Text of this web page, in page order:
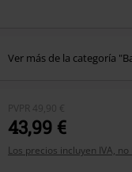
Ver más de la categoría
PVPR 49,90 €
43,99 €
Los precios incluyen IVA,